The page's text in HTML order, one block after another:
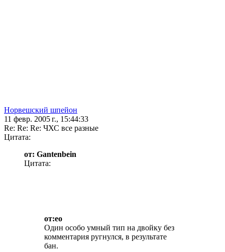
Норвешский шпейон
11 февр. 2005 г., 15:44:33
Re: Re: Re: ЧХС все разные
Цитата:
от: Gantenbein
Цитата:
от:eo
Один особо умный тип на двойку без
комментария ругнулся, в результате
бан.